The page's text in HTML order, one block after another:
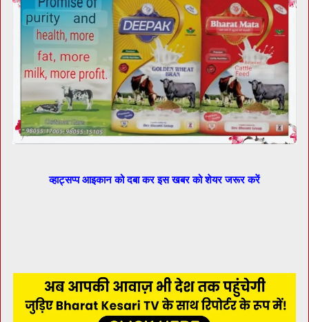
व्हाट्सप्प आइकान को दबा कर इस खबर को शेयर जरूर करें